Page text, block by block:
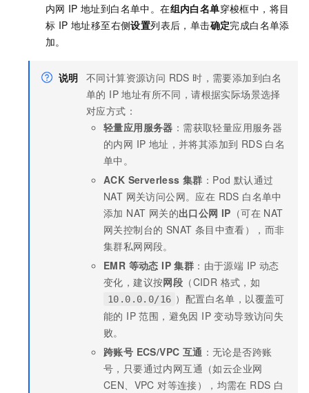
内网 IP 地址到白名单中。在组内白名单穿梭框中，将目
标 IP 地址移至右侧设置列表后，单击确定完成白名单添
加。
说明 不同计算资源访问 RDS 时，需要添加到白名
单的 IP 地址有所不同，请根据实际场景选择
对应方式：
轻量应用服务器 ：需获取轻量应用服务器
的内网 IP 地址，并将其添加到 RDS 白名
单中。
ACK Serverless 集群 ：Pod 默认通过
NAT 网关访问公网。应在 RDS 白名单中
添加 NAT 网关的出口公网 IP （可在 NAT
网关控制台的 SNAT 条目中查看），而非
集群私网网段。
EMR 等动态 IP 集群 ：由于源端 IP 动态
变化，建议按网段 （CIDR 格式，如
10.0.0.0/16 ）配置白名单，以覆盖可
能的 IP 范围，避免因 IP 变动导致访问失
败。
跨账号 ECS/VPC 互通 ：无论是否跨账
号，只要通过内网互通（如云企业网
CEN、VPC 对等连接），均需在 RDS 白